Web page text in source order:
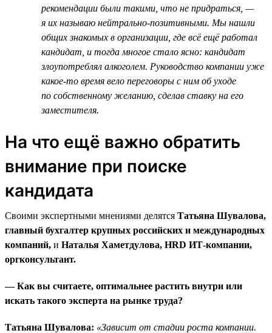
рекомендации были такими, что не придраться, —
я их называю нейтрально-позитивными. Мы нашли
общих знакомых в организации, где всё ещё работал
кандидат, и тогда многое стало ясно: кандидат
злоупотреблял алкоголем. Руководство компании уже
какое-то время вело переговоры с ним об уходе
по собственному желанию, сделав ставку на его
заместителя.
На что ещё важно обратить
внимание при поиске
кандидата
Своими экспертными мнениями делятся Татьяна Шувалова,
главный бухгалтер крупных российских и международных
компаний, и Наталья Хаметдулова, HRD ИТ-компании,
оргконсультант.
— Как вы считаете, оптимальнее растить внутри или
искать такого эксперта на рынке труда?
Татьяна Шувалова: «Зависит от стадии роста компании.